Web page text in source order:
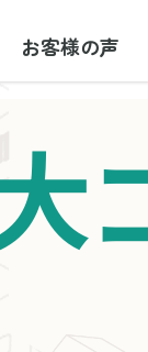
お客様の声